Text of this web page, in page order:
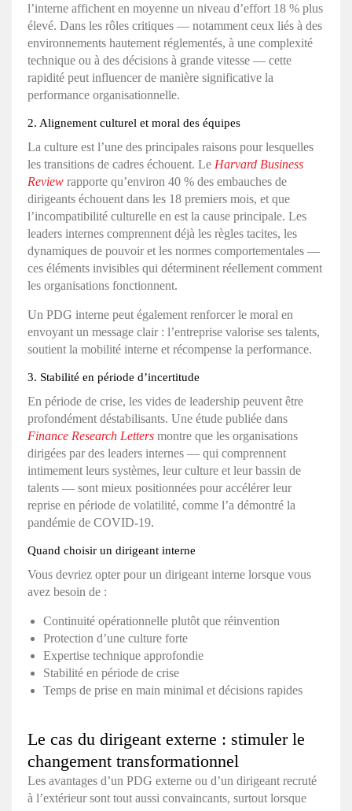
l’interne affichent en moyenne un niveau d’effort 18 % plus
élevé. Dans les rôles critiques — notamment ceux liés à des
environnements hautement réglementés, à une complexité
technique ou à des décisions à grande vitesse — cette
rapidité peut influencer de manière significative la
performance organisationnelle.
2. Alignement culturel et moral des équipes
La culture est l’une des principales raisons pour lesquelles
les transitions de cadres échouent. Le Harvard Business
Review rapporte qu’environ 40 % des embauches de
dirigeants échouent dans les 18 premiers mois, et que
l’incompatibilité culturelle en est la cause principale. Les
leaders internes comprennent déjà les règles tacites, les
dynamiques de pouvoir et les normes comportementales —
ces éléments invisibles qui déterminent réellement comment
les organisations fonctionnent.
Un PDG interne peut également renforcer le moral en
envoyant un message clair : l’entreprise valorise ses talents,
soutient la mobilité interne et récompense la performance.
3. Stabilité en période d’incertitude
En période de crise, les vides de leadership peuvent être
profondément déstabilisants. Une étude publiée dans
Finance Research Letters montre que les organisations
dirigées par des leaders internes — qui comprennent
intimement leurs systèmes, leur culture et leur bassin de
talents — sont mieux positionnées pour accélérer leur
reprise en période de volatilité, comme l’a démontré la
pandémie de COVID-19.
Quand choisir un dirigeant interne
Vous devriez opter pour un dirigeant interne lorsque vous
avez besoin de :
Continuité opérationnelle plutôt que réinvention
Protection d’une culture forte
Expertise technique approfondie
Stabilité en période de crise
Temps de prise en main minimal et décisions rapides
Le cas du dirigeant externe : stimuler le
changement transformationnel
Les avantages d’un PDG externe ou d’un dirigeant recruté
à l’extérieur sont tout aussi convaincants, surtout lorsque